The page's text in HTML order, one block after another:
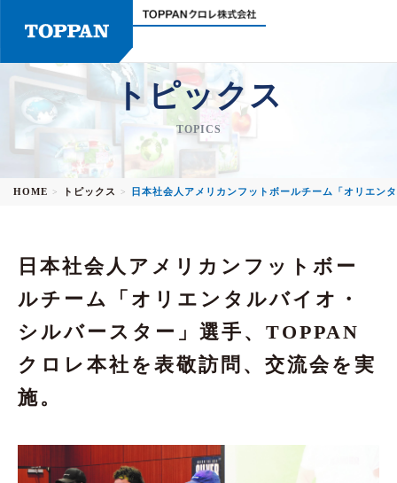
トピックス
TOPICS
HOME > トピックス > 日本社会人アメリカンフットボールチーム「オリエン
日本社会人アメリカンフットボー
ルチーム「オリエンタルバイオ・
シルバースター」選手、TOPPAN
クロレ本社を表敬訪問、交流会を実
施。